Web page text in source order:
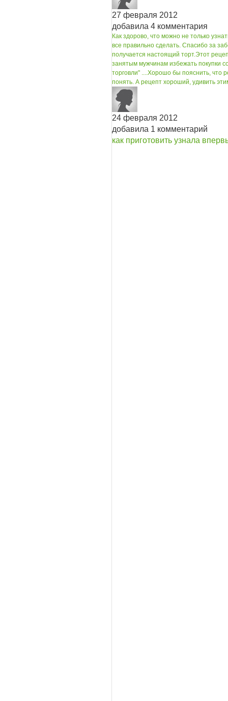
27 февраля 2012
добавила 4 комментария
Как здорово, что можно не только
все правильно сделать. Спасибо за
получается настоящий торт.Этот
занятым мужчинам избежать покупки
торговли" ....Хорошо бы пояснить, что
понять. А рецепт хороший, удивить
24 февраля 2012
добавила 1 комментарий
как приготовить узнала